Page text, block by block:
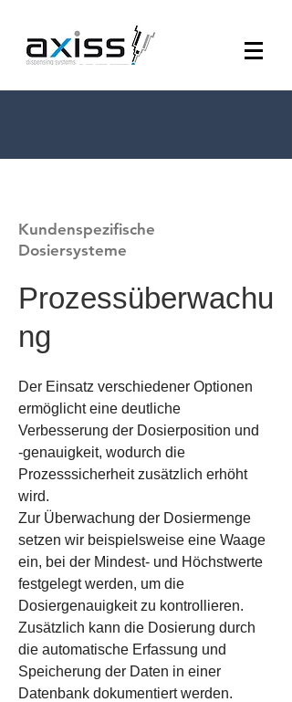
Kundenspezifische
Dosiersysteme
Prozessüberwachu
ng
Der Einsatz verschiedener Optionen
ermöglicht eine deutliche
Verbesserung der Dosierposition und
‑genauigkeit, wodurch die
Prozesssicherheit zusätzlich erhöht
wird.
Zur Überwachung der Dosiermenge
setzen wir beispielsweise eine Waage
ein, bei der Mindest- und Höchstwerte
festgelegt werden, um die
Dosiergenauigkeit zu kontrollieren.
Zusätzlich kann die Dosierung durch
die automatische Erfassung und
Speicherung der Daten in einer
Datenbank dokumentiert werden.